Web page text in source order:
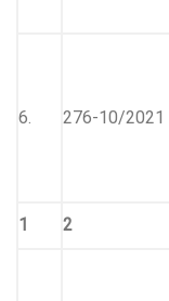
6. 276-10/2021
1
2